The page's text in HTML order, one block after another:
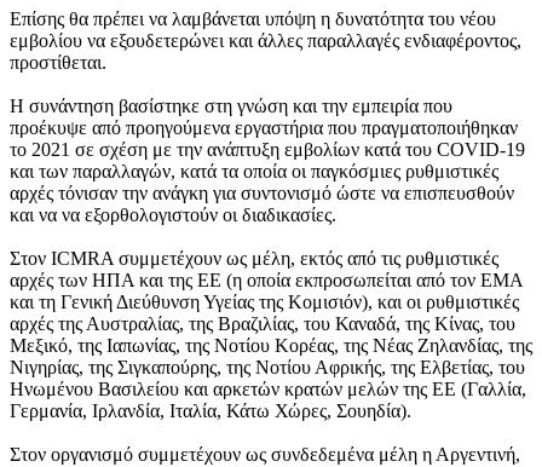
Επίσης θα πρέπει να λαμβάνεται υπόψη η δυνατότητα του νέου
εμβολίου να εξουδετερώνει και άλλες παραλλαγές ενδιαφέροντος,
προστίθεται.
Η συνάντηση βασίστηκε στη γνώση και την εμπειρία που
προέκυψε από προηγούμενα εργαστήρια που πραγματοποιήθηκαν
το 2021 σε σχέση με την ανάπτυξη εμβολίων κατά του COVID-19
και των παραλλαγών, κατά τα οποία οι παγκόσμιες ρυθμιστικές
αρχές τόνισαν την ανάγκη για συντονισμό ώστε να επισπευσθούν
και να να εξορθολογιστούν οι διαδικασίες.
Στον ICMRA συμμετέχουν ως μέλη, εκτός από τις ρυθμιστικές
αρχές των ΗΠΑ και της ΕΕ (η οποία εκπροσωπείται από τον ΕΜΑ
και τη Γενική Διεύθυνση Υγείας της Κομισιόν), και οι ρυθμιστικές
αρχές της Αυστραλίας, της Βραζιλίας, του Καναδά, της Κίνας, του
Μεξικό, της Ιαπωνίας, της Νοτίου Κορέας, της Νέας Ζηλανδίας, της
Νιγηρίας, της Σιγκαπούρης, της Νοτίου Αφρικής, της Ελβετίας, του
Ηνωμένου Βασιλείου και αρκετών κρατών μελών της ΕΕ (Γαλλία,
Γερμανία, Ιρλανδία, Ιταλία, Κάτω Χώρες, Σουηδία).
Στον οργανισμό συμμετέχουν ως συνδεδεμένα μέλη η Αργεντινή,